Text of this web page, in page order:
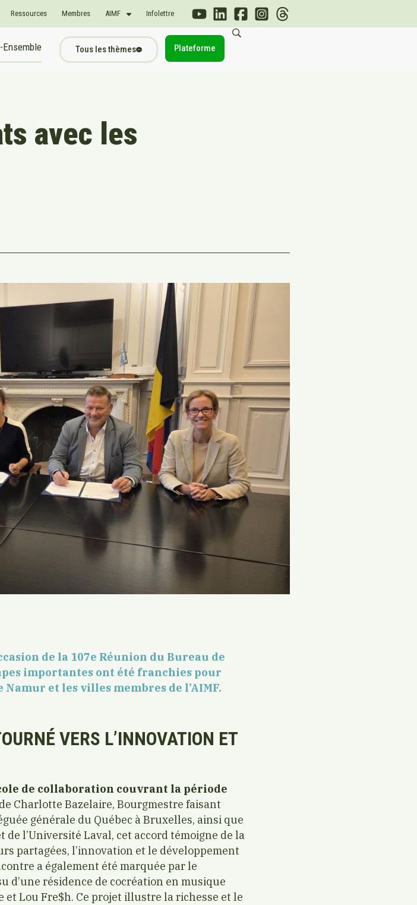
Ressources Membres AIMF Infolettre
Ensemble Tous les thèmes Plateforme
avec les
de la 107e Réunion du Bureau de
importantes ont été franchies pour
et les villes membres de l’AIMF.
VERS L’INNOVATION ET
de collaboration couvrant la période
Charlotte Bazelaire, Bourgmestre faisant
générale du Québec à Bruxelles, ainsi que
l’Université Laval, cet accord témoigne de la
partagées, l’innovation et le développement
a également été marquée par le
d’une résidence de cocréation en musique
Lou Fre$h. Ce projet illustre la richesse et le